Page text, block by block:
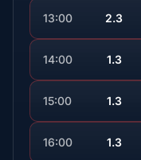
13:00 2.3
14:00 1.3
15:00 1.3
16:00 1.3